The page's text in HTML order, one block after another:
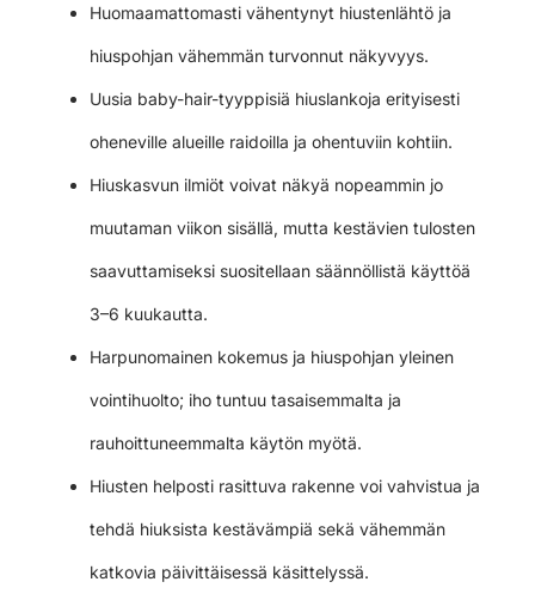
Huomaamattomasti vähentynyt hiustenlähtö ja
hiuspohjan vähemmän turvonnut näkyvyys.
Uusia baby-hair-tyyppisiä hiuslankoja erityisesti
oheneville alueille raidoilla ja ohentuviin kohtiin.
Hiuskasvun ilmiöt voivat näkyä nopeammin jo
muutaman viikon sisällä, mutta kestävien tulosten
saavuttamiseksi suositellaan säännöllistä käyttöä
3–6 kuukautta.
Harpunomainen kokemus ja hiuspohjan yleinen
vointihuolto; iho tuntuu tasaisemmalta ja
rauhoittuneemmalta käytön myötä.
Hiusten helposti rasittuva rakenne voi vahvistua ja
tehdä hiuksista kestävämpiä sekä vähemmän
katkovia päivittäisessä käsittelyssä.